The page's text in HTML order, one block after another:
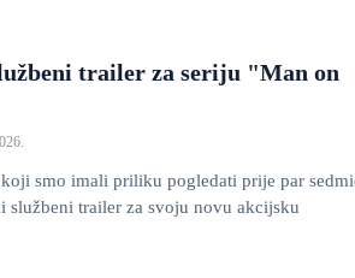
trailer za seriju "Man on
smo imali priliku pogledati prije par
trailer za svoju novu akcijsku